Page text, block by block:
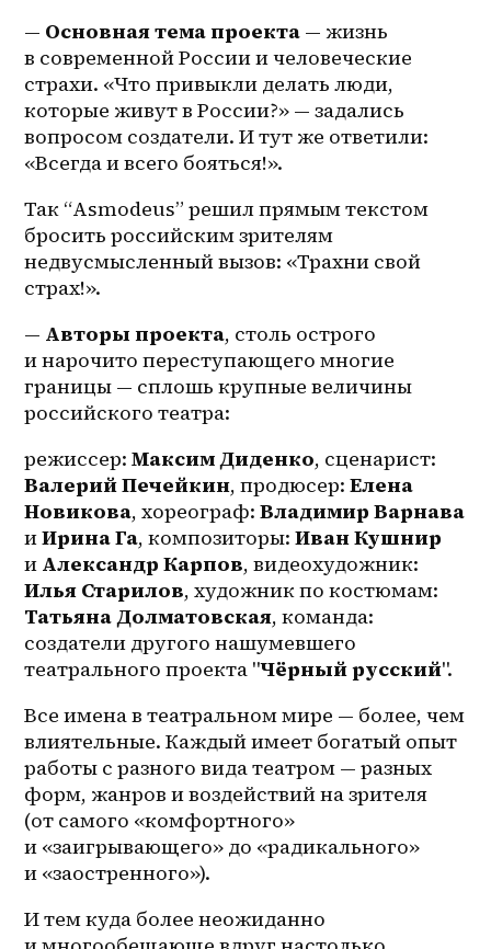
— Основная тема проекта — жизнь
в современной России и человеческие
страхи. «Что привыкли делать люди,
которые живут в России?» — задались
вопросом создатели. И тут же ответили:
«Всегда и всего бояться!».
Так “Asmodeus” решил прямым текстом
бросить российским зрителям
недвусмысленный вызов: «Трахни свой
страх!».
— Авторы проекта, столь острого
и нарочито переступающего многие
границы — сплошь крупные величины
российского театра:
режиссер: Максим Диденко, сценарист:
Валерий Печейкин​, продюсер: Елена
Новикова, хореограф: Владимир Варнава​
и Ирина Га,​ композиторы: Иван Кушнир​
и Александр Карпов
Илья Старилов
Татьяна Долматовская, команда:
создатели другого нашумевшего
театрального проекта "Чёрный русский​".
Все имена в театральном мире — более, чем
влиятельные. Каждый имеет богатый опыт
работы с разного вида театром — разных
форм, жанров и воздействий на зрителя
(от самого «комфортного»
и «заигрывающего» до «радикального»
и «заостренного»).
И тем куда более неожиданно